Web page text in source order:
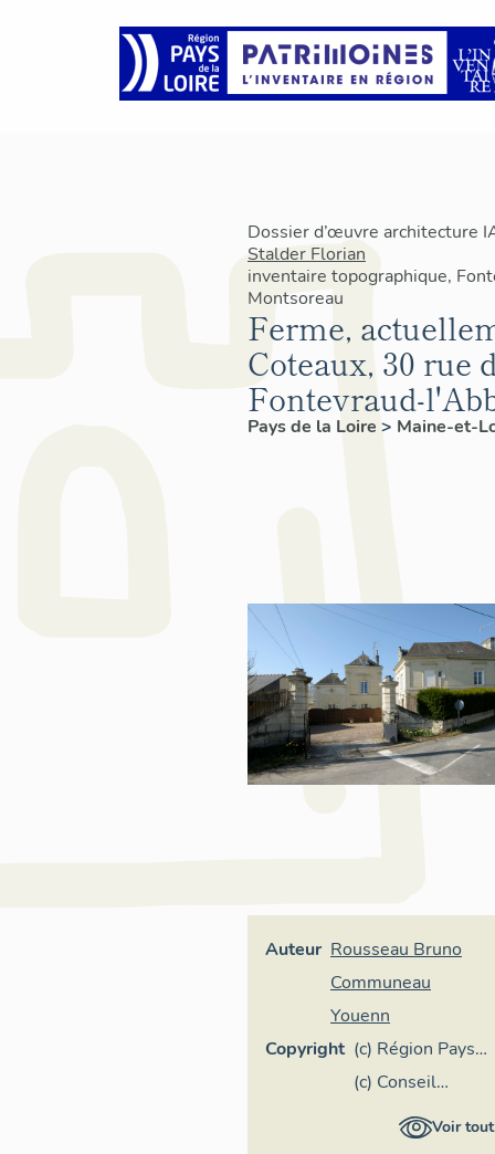
Dossier d’œuvre architecture
Stalder Florian
inventaire topographique,
Montsoreau
Ferme,
Coteaux, 30 rue
Fontevraud-
Pays de la Loire > Maine-et-
Auteur Rousseau Bruno
Communeau
Youenn
Copyright (c) Région Pays
de la Loire -
Inventaire
(c) Conseil
départementalVoir tout